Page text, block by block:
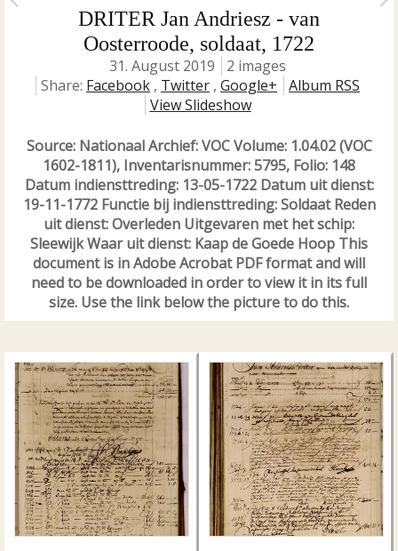
DRITER Jan Andriesz - van
Oosterroode, soldaat, 1722
31. August 2019
2 images
Share: Facebook , Twitter , Google+
Album RSS
View Slideshow
Source: Nationaal Archief: VOC Volume: 1.04.02 (VOC
1602-1811), Inventarisnummer: 5795, Folio: 148
Datum indiensttreding: 13-05-1722 Datum uit dienst:
19-11-1772 Functie bij indiensttreding: Soldaat Reden
uit dienst: Overleden Uitgevaren met het schip:
Sleewijk Waar uit dienst: Kaap de Goede Hoop This
document is in Adobe Acrobat PDF format and will
need to be downloaded in order to view it in its full
size. Use the link below the picture to do this.